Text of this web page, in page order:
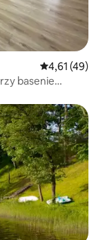
Średnia
4,61 (49)
basenie